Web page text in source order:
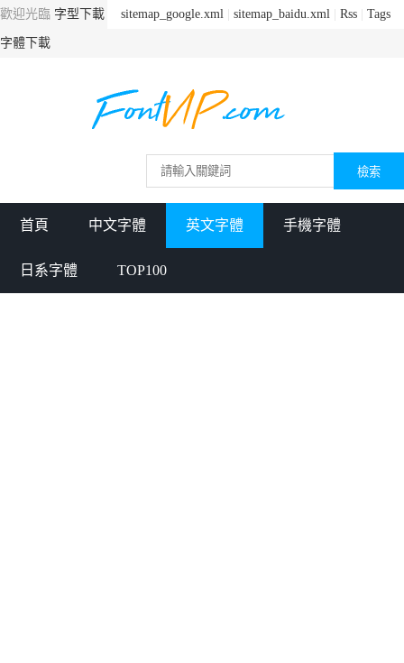
sitemap_google.xml sitemap_baidu.xml Rss Tags
歡迎光臨 字型下載
字體下載
首頁 中文字體 英文字體 手機字體
日系字體 TOP100